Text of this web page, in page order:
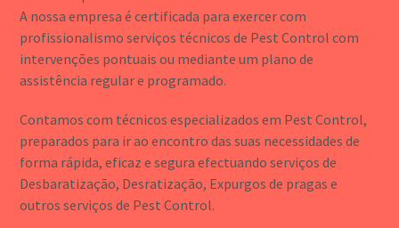
A nossa empresa é certificada para exercer com
profissionalismo serviços técnicos de Pest Control com
intervenções pontuais ou mediante um plano de
assistência regular e programado.
Contamos com técnicos especializados em Pest Control,
preparados para ir ao encontro das suas necessidades de
forma rápida, eficaz e segura efectuando serviços de
Desbaratização, Desratização, Expurgos de pragas e
outros serviços de Pest Control.